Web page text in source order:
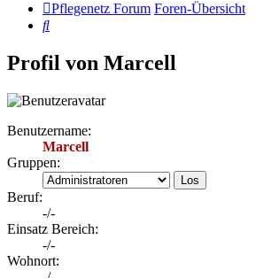
Pflegenetz Forum Foren-Übersicht
Suche
Profil von Marcell
Benutzername:
Marcell
Gruppen:
Beruf:
-/-
Einsatz Bereich:
-/-
Wohnort: